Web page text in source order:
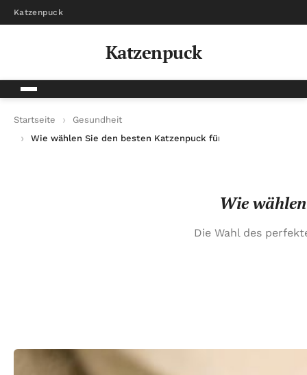
Katzenpuck
Katzenpuck
Startseite
Gesundheit
Wie wählen Sie den besten Katzenpuck für Ihre Hauskatze
Wie
Die Wahl des